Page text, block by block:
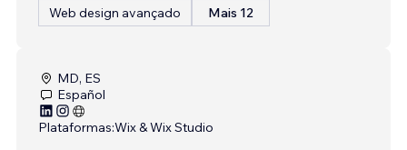
Web design avançado
Mais 12
MD, ES
Español
Plataformas:Wix & Wix Studio